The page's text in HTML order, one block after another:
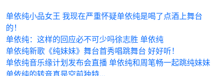
单依纯小品女王 我现在严重怀疑单依纯是喝了点酒上舞台
的！
单依纯：这样的回应必不可少吗徐志胜 单依纯
单依纯新歌《纯妹妹》舞台首秀唱跳舞台 好好听！
单依纯音乐缘计划发布会直播 单依纯和周笔畅一起跳纯妹妹